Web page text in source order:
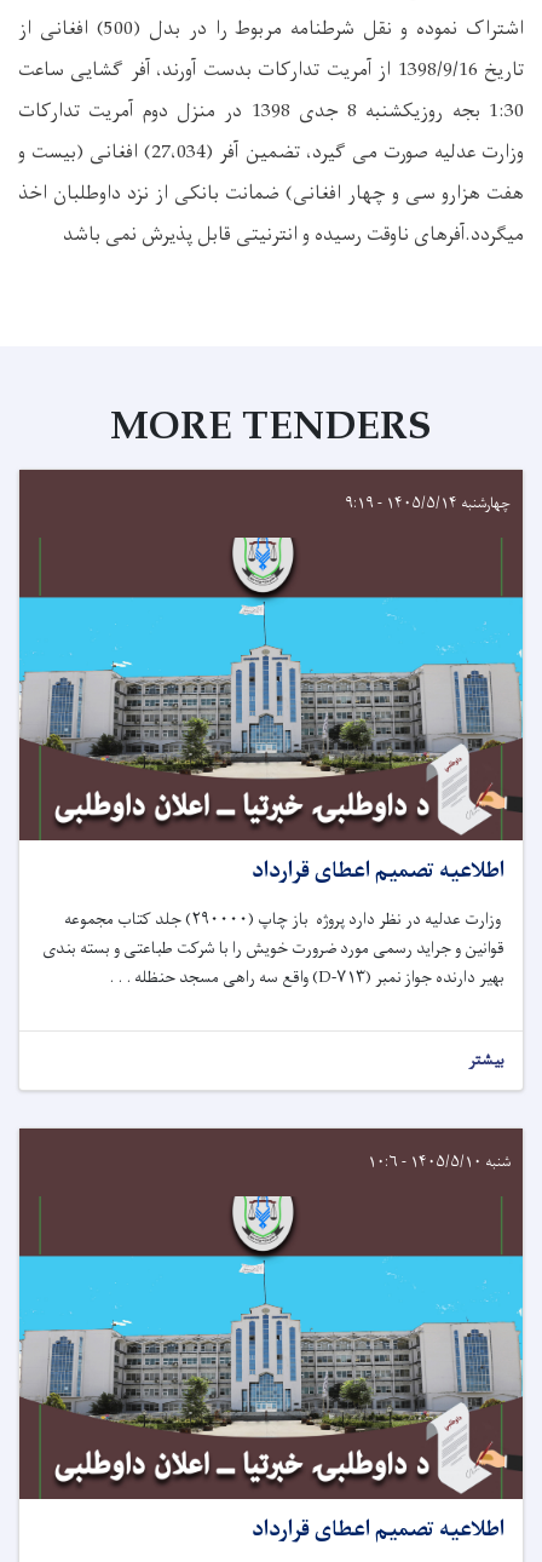
اشتراک نموده و نقل شرطنامه مربوط را در بدل (500) افغانی از
تاریخ 1398/9/16 از آمریت تدارکات بدست آورند، آفر گشایی ساعت
1:30 بجه روزیکشنبه 8 جدی 1398 در منزل دوم آمریت تدارکات
وزارت عدلیه صورت می گیرد، تضمین آفر (27،034) افغانی (بیست و
هفت هزارو سی و چهار افغانی) ضمانت بانکی از نزد داوطلبان اخذ
میگردد.آفرهای ناوقت رسیده و انترنیتی قابل پذیرش نمی باشد
MORE TENDERS
چهارشنبه ۱۴۰۵/۵/۱۴ - ۹:۱۹
اطلاعیه تصمیم اعطای قرارداد
وزارت عدلیه در نظر دارد پروژه باز چاپ (۲۹۰۰۰۰)جلد کتاب مجموعه
قوانین و جراید رسمی مورد ضرورت خویش را با شرکت طباعتی و بسته بندی
بهیردارنده جواز نمبر (۷۱۳- D
)واقع سه راهی مسجد حنظله . . .
بیشتر
شنبه ۱۴۰۵/۵/۱۰ - ۱۰:۶
اطلاعیه تصمیم اعطای قرارداد